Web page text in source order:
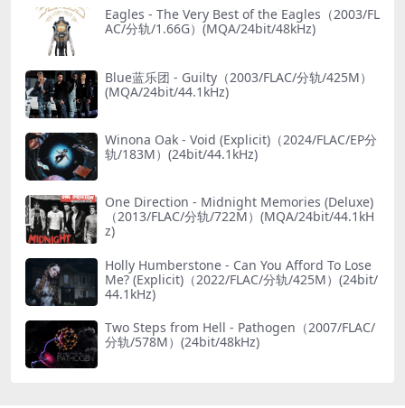
Eagles - The Very Best of the Eagles（2003/FL
AC/分轨/1.66G）(MQA/24bit/48kHz)
Blue蓝乐团 - Guilty（2003/FLAC/分轨/425M）
(MQA/24bit/44.1kHz)
Winona Oak - Void (Explicit)（2024/FLAC/EP分
轨/183M）(24bit/44.1kHz)
One Direction - Midnight Memories (Deluxe)
（2013/FLAC/分轨/722M）(MQA/24bit/44.1kH
z)
Holly Humberstone - Can You Afford To Lose
Me? (Explicit)（2022/FLAC/分轨/425M）(24bit/
44.1kHz)
Two Steps from Hell - Pathogen（2007/FLAC/
分轨/578M）(24bit/48kHz)